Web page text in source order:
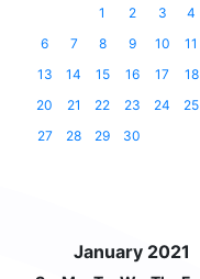
1 2 3 4
6
7 8 9 10 11
13
14 15 16 17 18
20
21 22 23 24 25
27
28 29 30
January 2021